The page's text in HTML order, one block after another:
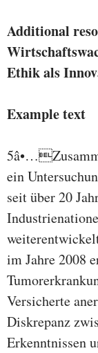
Additional
Ethik als
Example text
ein
seit über 20
im Jahre 2008
Versicherte
Diskrepanz
Erkenntnissen